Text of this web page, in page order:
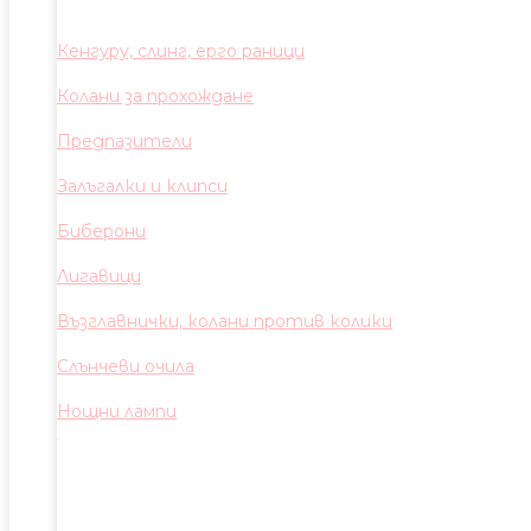
Кенгуру, слинг, ерго раници
Колани за прохождане
Предпазители
Залъгалки и клипси
Биберони
Лигавици
Възглавнички, колани против колики
Слънчеви очила
Нощни лампи